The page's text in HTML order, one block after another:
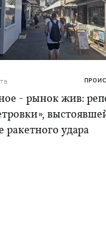
- рынок жив:
ракетного удара